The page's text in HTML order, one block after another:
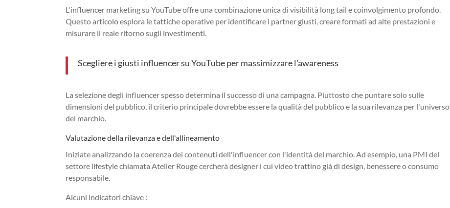
L'influencer marketing su YouTube offre una combinazione unica di visibilità long tail e coinvolgimento profondo.
Questo articolo esplora le tattiche operative per identificare i partner giusti, creare formati ad alte prestazioni e
misurare il reale ritorno sugli investimenti.
Scegliere i giusti influencer su YouTube per massimizzare l'awareness
La selezione degli influencer spesso determina il successo di una campagna. Piuttosto che puntare solo sulle
dimensioni del pubblico, il criterio principale dovrebbe essere la qualità del pubblico e la sua rilevanza per l'universo
del marchio.
Valutazione della rilevanza e dell'allineamento
Iniziate analizzando la coerenza dei contenuti dell'influencer con l'identità del marchio. Ad esempio, una PMI del
settore lifestyle chiamata Atelier Rouge cercherà designer i cui video trattino già di design, benessere o consumo
responsabile.
Alcuni indicatori chiave :